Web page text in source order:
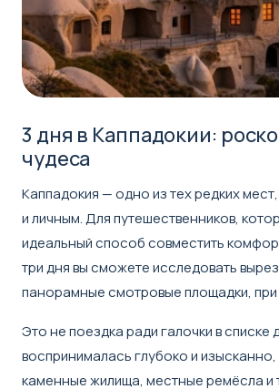
3 дня в Каппадокии:
чудеса
Каппадокия — одно из тех редких
и личным. Для путешественников,
идеальный способ совместить
три дня вы сможете исследовать
панорамные смотровые площадки,
Это не поездка ради галочки в
воспринималась глубоко и
каменные жилища, местные ремёсла и